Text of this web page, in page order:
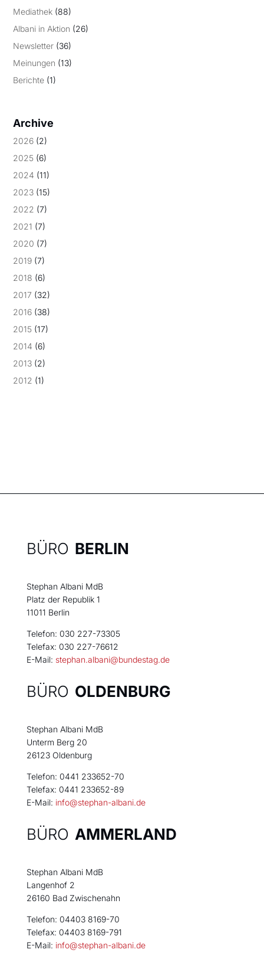
Mediathek (88)
Albani in Aktion (26)
Newsletter (36)
Meinungen (13)
Berichte (1)
Archive
2026 (2)
2025 (6)
2024 (11)
2023 (15)
2022 (7)
2021 (7)
2020 (7)
2019 (7)
2018 (6)
2017 (32)
2016 (38)
2015 (17)
2014 (6)
2013 (2)
2012 (1)
BÜRO BERLIN
Stephan Albani MdB
Platz der Republik 1
11011 Berlin
Telefon: 030 227-73305
Telefax: 030 227-76612
E-Mail: stephan.albani@bundestag.de
BÜRO OLDENBURG
Stephan Albani MdB
Unterm Berg 20
26123 Oldenburg
Telefon: 0441 233652-70
Telefax: 0441 233652-89
E-Mail: info@stephan-albani.de
BÜRO AMMERLAND
Stephan Albani MdB
Langenhof 2
26160 Bad Zwischenahn
Telefon: 04403 8169-70
Telefax: 04403 8169-791
E-Mail: info@stephan-albani.de